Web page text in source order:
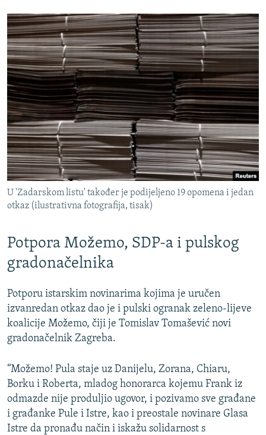
U 'Zadarskom listu' također je podijeljeno 19 opomena i jedan
otkaz (ilustrativna fotografija, tisak)
Potpora Možemo, SDP-a i pulskog
gradonačelnika
Potporu istarskim novinarima kojima je uručen
izvanredan otkaz dao je i pulski ogranak zeleno-lijeve
koalicije Možemo, čiji je Tomislav Tomašević novi
gradonačelnik Zagreba.
“Možemo! Pula staje uz Danijelu, Zorana, Chiaru,
Borku i Roberta, mladog honorarca kojemu Frank iz
odmazde nije produljio ugovor, i pozivamo sve građane
i građanke Pule i Istre, kao i preostale novinare Glasa
Istre da pronađu način i iskažu solidarnost s